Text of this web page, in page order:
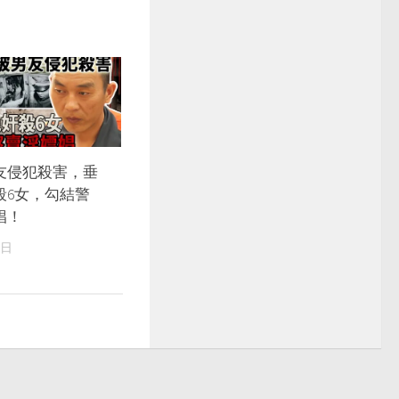
侵犯殺害，垂
6女，勾結警